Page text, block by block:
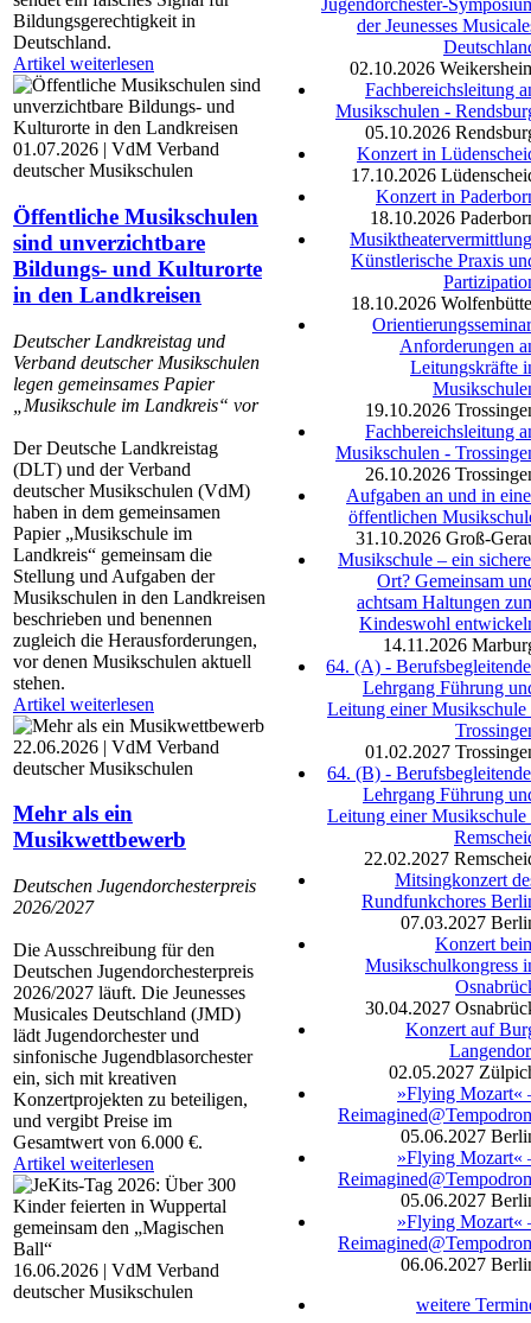
Bildungsgerechtigkeit in
Deutschland.
Artikel weiterlesen
01.07.2026 | VdM Verband
deutscher Musikschulen
Öffentliche Musikschulen
sind unverzichtbare
Bildungs- und Kulturorte
in den Landkreisen
Deutscher Landkreistag und
Verband deutscher Musikschulen
legen gemeinsames Papier
„Musikschule im Landkreis“ vor
Der Deutsche Landkreistag
(DLT) und der Verband
deutscher Musikschulen (VdM)
haben in dem gemeinsamen
Papier „Musikschule im
Landkreis“ gemeinsam die
Stellung und Aufgaben der
Musikschulen in den Landkreisen
beschrieben und benennen
zugleich die Herausforderungen,
vor denen Musikschulen aktuell
stehen.
Artikel weiterlesen
22.06.2026 | VdM Verband
deutscher Musikschulen
Mehr als ein
Musikwettbewerb
Deutschen Jugendorchesterpreis
2026/2027
Die Ausschreibung für den
Deutschen Jugendorchesterpreis
2026/2027 läuft. Die Jeunesses
Musicales Deutschland (JMD)
lädt Jugendorchester und
sinfonische Jugendblasorchester
ein, sich mit kreativen
Konzertprojekten zu beteiligen,
und vergibt Preise im
Gesamtwert von 6.000 €.
Artikel weiterlesen
16.06.2026 | VdM Verband
deutscher Musikschulen
Jugendorchester-
der Jeunesses
02.10.2026
Fachbereichsleitung
Musikschulen -
05.10.2026
Konzert in
17.10.2026
Konzert in
18.10.2026
Künstlerische Praxis
18.10.2026
Anforderungen
Leitungskräfte
19.10.2026
Fachbereichsleitung
Musikschulen -
26.10.2026
Aufgaben an und in
öffentlichen
31.10.2026 Groß-
Musikschule – ein
Ort? Gemeinsam
achtsam Haltungen
Kindeswohl
14.11.2026
64. (A) -
Lehrgang Führung
Leitung einer Musikschule
01.02.2027
64. (B) -
Lehrgang Führung
Leitung einer Musikschule
22.02.2027
Mitsingkonzert
Rundfunkchores
07.03.2027
Konzert
Musikschulkongress
30.04.2027
Konzert auf
02.05.2027
»Flying Mozart«
05.06.2027
»Flying Mozart«
05.06.2027
»Flying Mozart«
06.06.2027
weitere